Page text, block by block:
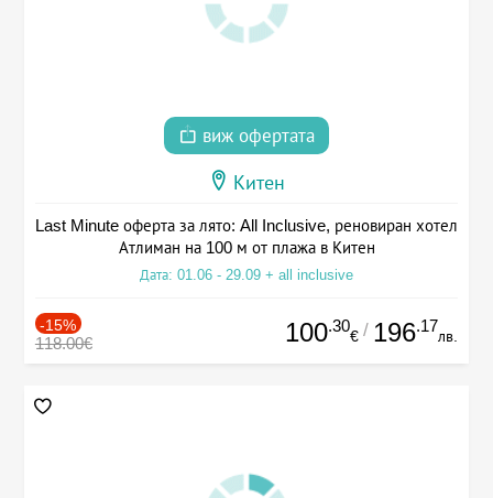
виж офертата
Китен
Last Minute оферта за лято: All Inclusive, реновиран хотел
Атлиман на 100 м от плажа в Китен
Дата: 01.06 - 29.09 + all inclusive
-15%
118.00€ 100.30
€ / 196.17
лв.